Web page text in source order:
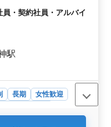
、社会保険の手続き ・
考〜 ◎社会保険完備
交通費実費支給 年齢
、人柄を重視しており
ださい★
・契約社員・アルバイ
駅
長期
女性歓迎